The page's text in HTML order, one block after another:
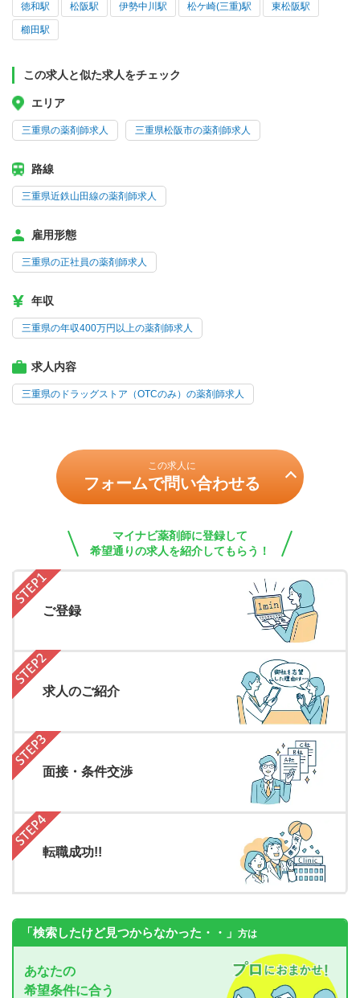
徳和駅 松阪駅 伊勢中川駅 松ケ崎(三重)駅 東松阪駅
櫛田駅
この求人と似た求人をチェック
エリア
三重県の薬剤師求人 三重県松阪市の薬剤師求人
路線
三重県近鉄山田線の薬剤師求人
雇用形態
三重県の正社員の薬剤師求人
年収
三重県の年収400万円以上の薬剤師求人
求人内容
三重県のドラッグストア（OTCのみ）の薬剤師求人
この求人に
フォームで問い合わせる
マイナビ薬剤師に登録して
希望通りの求人を紹介してもらう！
ご登録
求人のご紹介
面接・条件交渉
転職成功!!
「検索したけど見つからなかった・・」 方は
あなたの
希望条件に合う